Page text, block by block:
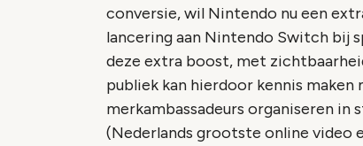
conversie, wil Nintendo nu een
lancering aan Nintendo Switch bij
deze extra boost, met
publiek kan hierdoor kennis
merkambassadeurs organiseren in
(Nederlands grootste online video